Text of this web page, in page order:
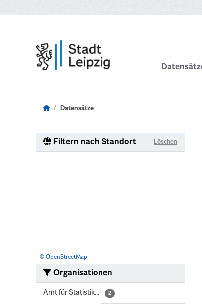
Datensätze
Filtern nach Standort Löschen
© OpenStreetMap
Organisationen
Amt für Statistik... - 2